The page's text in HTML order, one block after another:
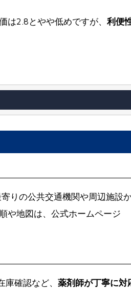
は2.8とやや低めですが、 利便
りの公共交通機関や周辺施設
や地図は、公式ホームページ
確認など、 薬剤師が丁寧に対